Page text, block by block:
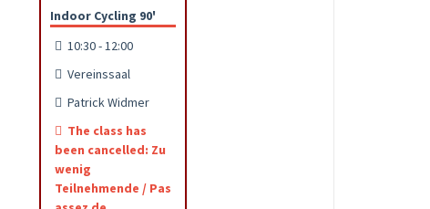
Indoor Cycling 90'
10:30 - 12:00
Vereinssaal
Patrick Widmer
The class has
been cancelled: Zu
wenig
Teilnehmende / Pas